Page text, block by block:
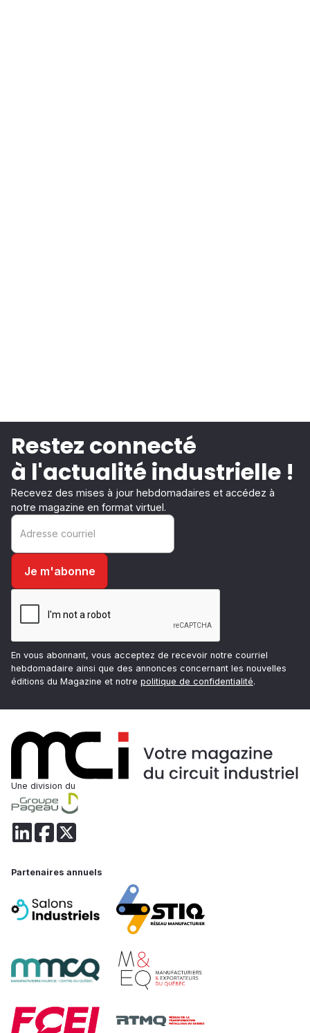
Restez connecté
à l'actualité industrielle !
Recevez des mises à jour hebdomadaires et accédez à
notre magazine en format virtuel.
En vous abonnant, vous acceptez de recevoir notre courriel
hebdomadaire ainsi que des annonces concernant les nouvelles
éditions du Magazine et notre politique de confidentialité.
Une division du
Partenaires annuels